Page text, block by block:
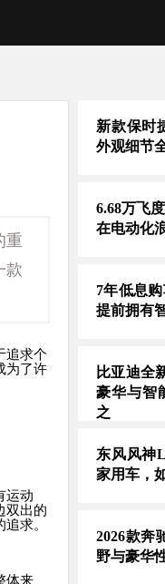
重
款
追求个
为了许
运动
双出的
求。
体来
新款保时
外观细节
6.68万飞
在电动化
7年低息
提前拥有
比亚迪全
豪华与智
之
东风风神
家用车，
2026款奔
野与豪华